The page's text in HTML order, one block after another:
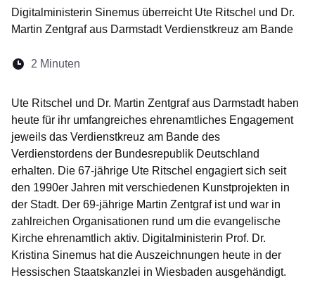
Digitalministerin Sinemus überreicht Ute Ritschel und Dr.
Martin Zentgraf aus Darmstadt Verdienstkreuz am Bande
Lesedauer:
2 Minuten
Ute Ritschel und Dr. Martin Zentgraf aus Darmstadt haben
heute für ihr umfangreiches ehrenamtliches Engagement
jeweils das Verdienstkreuz am Bande des
Verdienstordens der Bundesrepublik Deutschland
erhalten. Die 67-jährige Ute Ritschel engagiert sich seit
den 1990er Jahren mit verschiedenen Kunstprojekten in
der Stadt. Der 69-jährige Martin Zentgraf ist und war in
zahlreichen Organisationen rund um die evangelische
Kirche ehrenamtlich aktiv. Digitalministerin Prof. Dr.
Kristina Sinemus hat die Auszeichnungen heute in der
Hessischen Staatskanzlei in Wiesbaden ausgehändigt.